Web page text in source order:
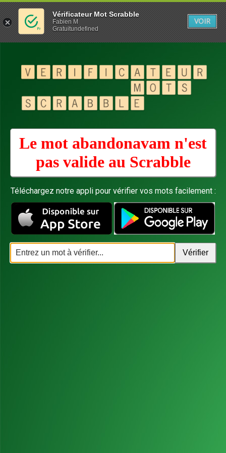
Le mot abandonavam n'est
pas valide au Scrabble
Téléchargez notre appli pour vérifier vos mots facilement :
Vérificateur Mot Scrabble
Fabien M
Gratuitundefined
VOIR